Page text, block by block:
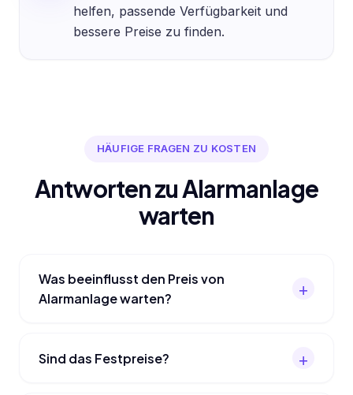
helfen, passende Verfügbarkeit und
bessere Preise zu finden.
HÄUFIGE FRAGEN ZU KOSTEN
Antworten zu Alarmanlage
warten
Was beeinflusst den Preis von
Alarmanlage warten?
Sind das Festpreise?